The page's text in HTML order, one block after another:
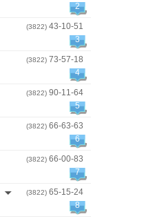
2
(3822) 43-10-51
3
(3822) 73-57-18
4
(3822) 90-11-64
5
(3822) 66-63-63
6
(3822) 66-00-83
7
(3822) 65-15-24
8